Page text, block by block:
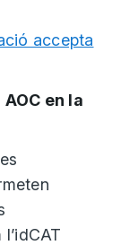
accepta
en la